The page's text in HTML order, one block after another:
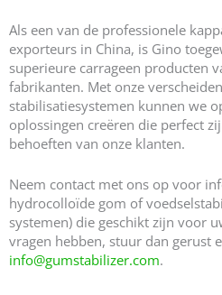
Als een van de professionele
exporteurs in China, is Gino
superieure carrageen producten
fabrikanten. Met onze
stabilisatiesystemen kunnen we
oplossingen creëren die perfect
behoeften van onze klanten.
Neem contact met ons op voor
hydrocolloïde gom of
systemen) die geschikt zijn voor
vragen hebben, stuur dan gerust
info@gumstabilizer.com.